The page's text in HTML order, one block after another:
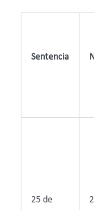
Sentencia
25 de